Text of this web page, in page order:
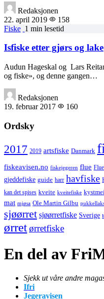
Redaksjonen
22. april 2019
158
Fiske 1 min lesetid
Isfiske etter gjørs og lake
Audun Hageskal og Lars
og fiske», og denne gangen…
Redaksjonen
19. februar 2017
160
Ordsky
2017 2019 artsfiske Danmark
fiskeavisen.no fiskejegeren flue
gjeddefiske guide harr havfiske
kan det spises kveite kveitefiske
mat mjøsa Ole Martin Gilbu
sjøørret sjøørretfiske Sverige
ørretørretfiske
En del av
Sjekk ut våre andre
Ifri
Jegeravisen